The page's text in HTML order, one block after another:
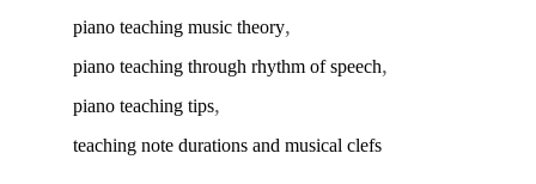
piano teaching music theory,
piano teaching through rhythm of speech,
piano teaching tips,
teaching note durations and musical clefs